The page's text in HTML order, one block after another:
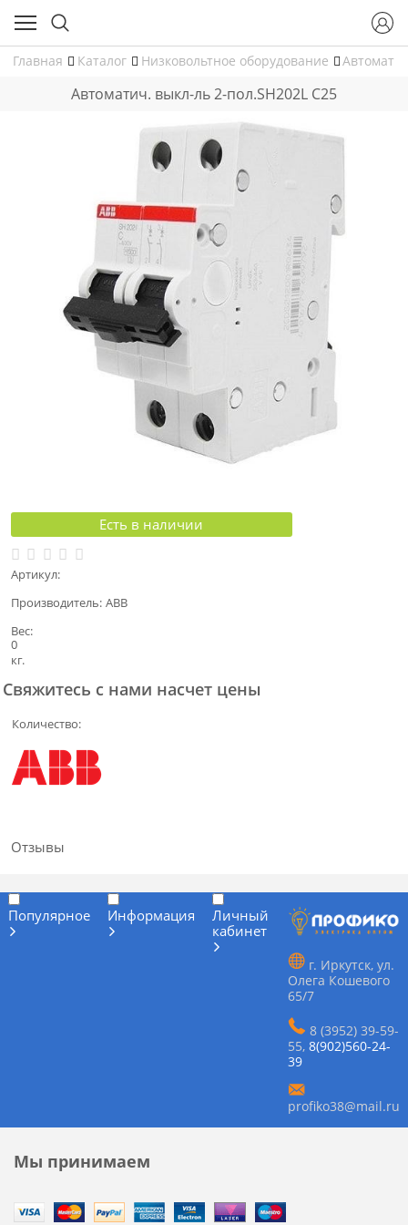
Главная Каталог Низковольтное оборудование
Aвтоматич. выкл-ль 2-пол.SH202L C25
Есть в наличии
Артикул:
Производитель: ABB
Вес:
0
кг.
Свяжитесь с нами насчет цены
Количество:
Отзывы
Популярное Информация
Личный
кабинет
г. Иркутск, ул.
Олега Кошевого
65/7
8 (3952) 39-59-
55, 8(902)560-24-
39
profiko38@mail.ru
Мы принимаем